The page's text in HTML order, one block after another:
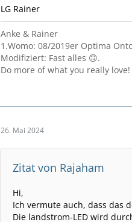
LG Rainer
Anke & Rainer
1.Womo: 08/2019er Optima
Modifiziert: Fast alles 🙃.
Do more of what you really love!
26. Mai 2024
Zitat von Rajaham
Hi,
Ich vermute auch, dass das
Die landstrom-LED wird